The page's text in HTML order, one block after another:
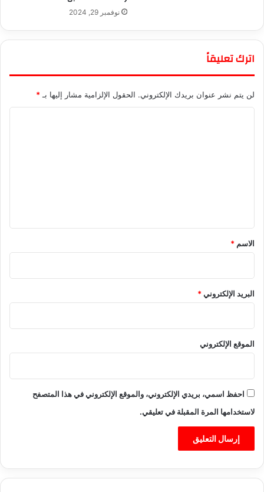
نوفمبر 29, 2024
اترك تعليقاً
لن يتم نشر عنوان بريدك الإلكتروني. الحقول الإلزامية مشار إليها بـ*
*
الاسم *
البريد الإلكتروني*
الموقع الإلكتروني
احفظ اسمي، بريدي الإلكتروني، والموقع الإلكتروني في هذا المتصفح
لاستخدامها المرة المقبلة في تعليقي.